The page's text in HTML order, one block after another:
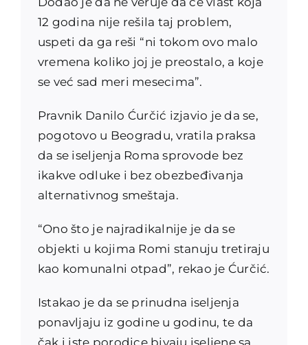
12 godina nije rešila taj problem,
uspeti da ga reši “ni tokom ovo malo
vremena koliko joj je preostalo, a koje
se već sad meri mesecima”.
Pravnik Danilo Ćurčić izjavio je da se,
pogotovo u Beogradu, vratila praksa
da se iseljenja Roma sprovode bez
ikakve odluke i bez obezbeđivanja
alternativnog smeštaja.
“Ono što je najradikalnije je da se
objekti u kojima Romi stanuju tretiraju
kao komunalni otpad”, rekao je Ćurčić.
Istakao je da se prinudna iseljenja
ponavljaju iz godine u godinu, te da
čak i iste porodice bivaju iseljene sa